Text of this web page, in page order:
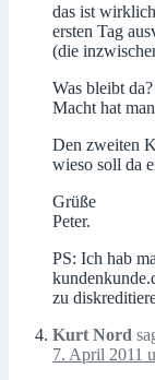
das ist
ersten Tag
(die
Was bleibt
Macht hat
Den zweiten
wieso soll da
Grüße
Peter.
PS: Ich hab
zu
Kurt Nord
7. April 2011